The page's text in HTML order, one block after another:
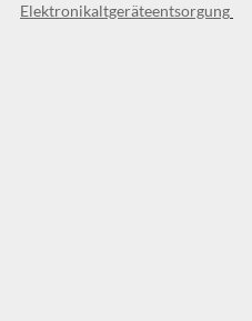
Elektronikaltgeräteentsorgung